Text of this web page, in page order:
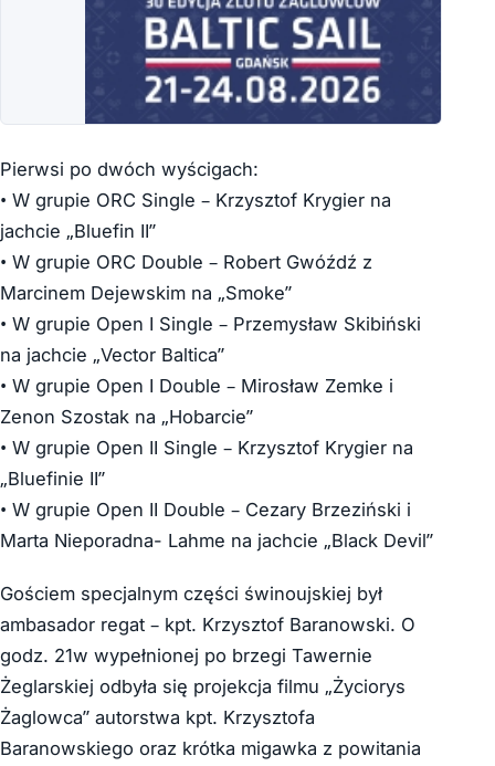
Pierwsi po dwóch wyścigach:
• W grupie ORC Single – Krzysztof Krygier na
jachcie „Bluefin II”
• W grupie ORC Double – Robert Gwóźdź z
Marcinem Dejewskim na „Smoke”
• W grupie Open I Single – Przemysław Skibiński
na jachcie „Vector Baltica”
• W grupie Open I Double – Mirosław Zemke i
Zenon Szostak na „Hobarcie”
• W grupie Open II Single – Krzysztof Krygier na
„Bluefinie II”
• W grupie Open II Double – Cezary Brzeziński i
Marta Nieporadna- Lahme na jachcie „Black Devil”
Gościem specjalnym części świnoujskiej był
ambasador regat – kpt. Krzysztof Baranowski. O
godz. 21w wypełnionej po brzegi Tawernie
Żeglarskiej odbyła się projekcja filmu „Życiorys
Żaglowca” autorstwa kpt. Krzysztofa
Baranowskiego oraz krótka migawka z powitania